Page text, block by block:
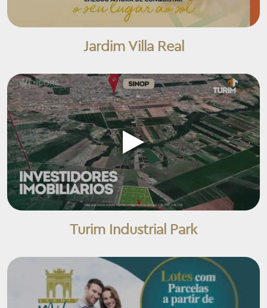
Jardim Villa Real
Turim Industrial Park